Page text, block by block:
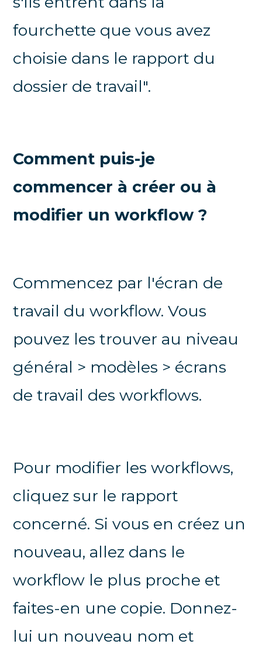
fourchette que vous avez
choisie dans le rapport du
dossier de travail".
Comment puis-je
commencer à créer ou à
modifier un workflow ?
Commencez par l'écran de
travail du workflow. Vous
pouvez les trouver au niveau
général > modèles > écrans
de travail des workflows.
Pour modifier les workflows,
cliquez sur le rapport
concerné. Si vous en créez un
nouveau, allez dans le
workflow le plus proche et
faites-en une copie. Donnez-
lui un nouveau nom et